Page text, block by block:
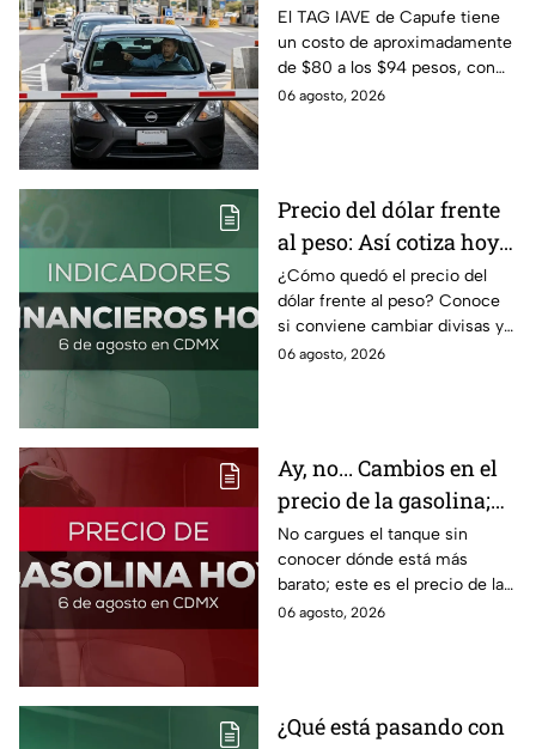
razones por las que no
pasa en la caseta
El TAG IAVE de Capufe tiene
un costo de aproximadamente
de $80 a los $94 pesos, con
IVA incluido; te compartimos
06 agosto, 2026
Precio del dólar frente
al peso: Así cotiza hoy 6
de agosto 2026
¿Cómo quedó el precio del
dólar frente al peso? Conoce
si conviene cambiar divisas y
cómo el flujo en el estrecho de
06 agosto, 2026
Ay, no... Cambios en el
precio de la gasolina;
así quedó HOY
No cargues el tanque sin
conocer dónde está más
barato; este es el precio de la
gasolina para hoy jueves 6 de
06 agosto, 2026
¿Qué está pasando con